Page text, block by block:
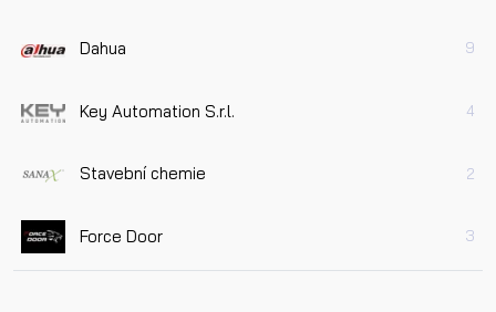
Dahua 9
Key Automation S.r.l. 4
Stavební chemie 2
Force Door 3